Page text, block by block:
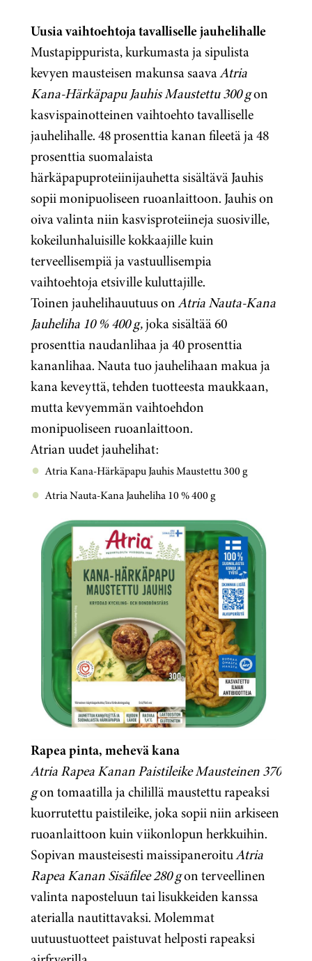
Uusia vaihtoehtoja tavalliselle jauhelihalle
Mustapippurista, kurkumasta ja sipulista
kevyen mausteisen makunsa saavaAtria
Kana-Härkäpapu Jauhis Maustettu 300 gon
kasvispainotteinen vaihtoehto tavalliselle
jauhelihalle. 48 prosenttia kanan fileetä ja 48
prosenttiasuomalaista
härkäpapuproteiinijauhetta sisältävä Jauhis
sopii monipuoliseen ruoanlaittoon. Jauhis on
oiva valinta niin kasvisproteiineja suosiville,
kokeilunhaluisille kokkaajille kuin
terveellisempiä ja vastuullisempia
vaihtoehtoja etsiville kuluttajille.
Toinen jauhelihauutuus onAtria Nauta-Kana
Jauheliha 10 % 400 g,joka sisältää 60
prosenttia naudanlihaa ja 40 prosenttia
kananlihaa. Nauta tuo jauhelihaan makua ja
kana keveyttä, tehden tuotteesta maukkaan,
mutta kevyemmän vaihtoehdon
monipuoliseen ruoanlaittoon.
Atrian uudet jauhelihat:
Atria Kana-Härkäpapu Jauhis Maustettu 300 g
Atria Nauta-Kana Jauheliha 10 % 400 g
Rapea pinta, mehevä kana
Atria Rapea Kanan Paistileike Mausteinen 370
gon tomaatilla ja chilillä maustettu rapeaksi
kuorrutettu paistileike, joka sopii niin arkiseen
ruoanlaittoon kuin viikonlopun herkkuihin.
Sopivan mausteisesti maissipaneroituAtria
Rapea Kanan Sisäfilee 280 gon terveellinen
valinta naposteluun tai lisukkeiden kanssa
aterialla nautittavaksi. Molemmat
uutuustuotteet paistuvat helposti rapeaksi